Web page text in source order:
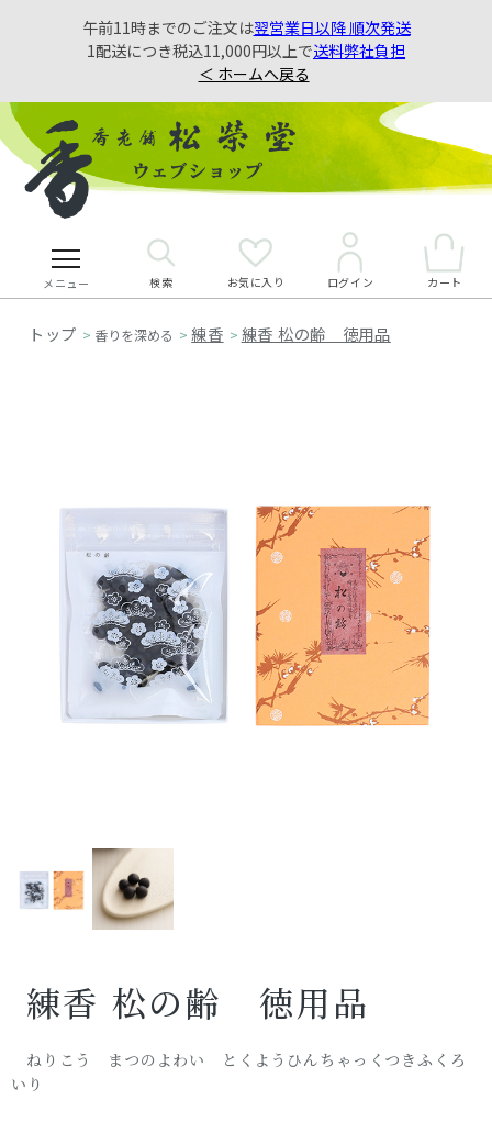
午前11時までのご注文は翌営業日以降 順次発送
1配送につき税込11,000円以上で送料弊社負担
＜ ホームへ戻る
メニュー 検索 お気に入り ログイン カート
> 香りを深める >練香 > 練香 松の齢 徳用品
練香 松の齢 徳用品
ねりこう まつのよわい とくようひんちゃっくつきふくろ
いり